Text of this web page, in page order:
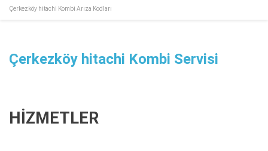
Çerkezköy hitachi Kombi Arıza Kodları
Çerkezköy hitachi Kombi Servisi
HİZMETLER